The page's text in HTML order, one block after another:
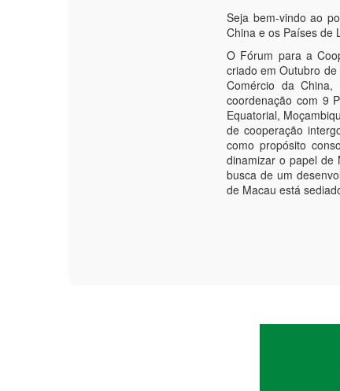
Seja bem-vindo ao
China e os Países de
O Fórum para a
criado em Outubro
Comércio da
coordenação com 9
Equatorial,
de cooperação
como propósito
dinamizar o papel de
busca de um
de Macau está